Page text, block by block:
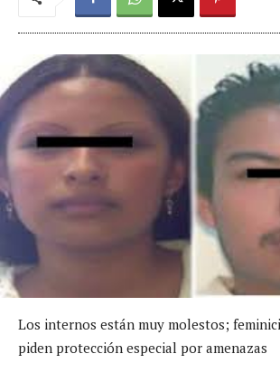
Los internos están muy molestos;
piden protección especial por amenazas